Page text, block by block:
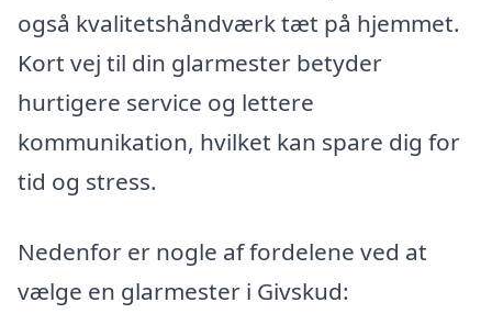
også kvalitetshåndværk tæt på hjemmet.
Kort vej til din glarmester betyder
hurtigere service og lettere
kommunikation, hvilket kan spare dig for
tid og stress.
Nedenfor er nogle af fordelene ved at
vælge en glarmester i Givskud: